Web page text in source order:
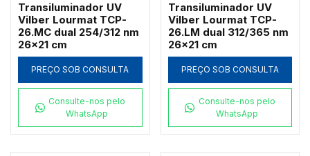
Transiluminador UV
Vilber Lourmat TCP-
26.MC dual 254/312 nm
26x21 cm
PREÇO SOB CONSULTA
Consulte-nos pelo
WhatsApp
Transiluminador UV
Vilber Lourmat TCP-
26.LM dual 312/365 nm
26x21 cm
PREÇO SOB CONSULTA
Consulte-nos pelo
WhatsApp